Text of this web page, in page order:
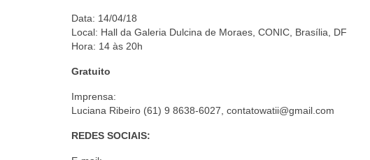
Data: 14/04/18
Local: Hall da Galeria Dulcina de Moraes, CONIC, Brasília, DF
Hora: 14 às 20h
Gratuito
Imprensa:
Luciana Ribeiro (61) 9 8638-6027, contatowatii@gmail.com
REDES SOCIAIS: